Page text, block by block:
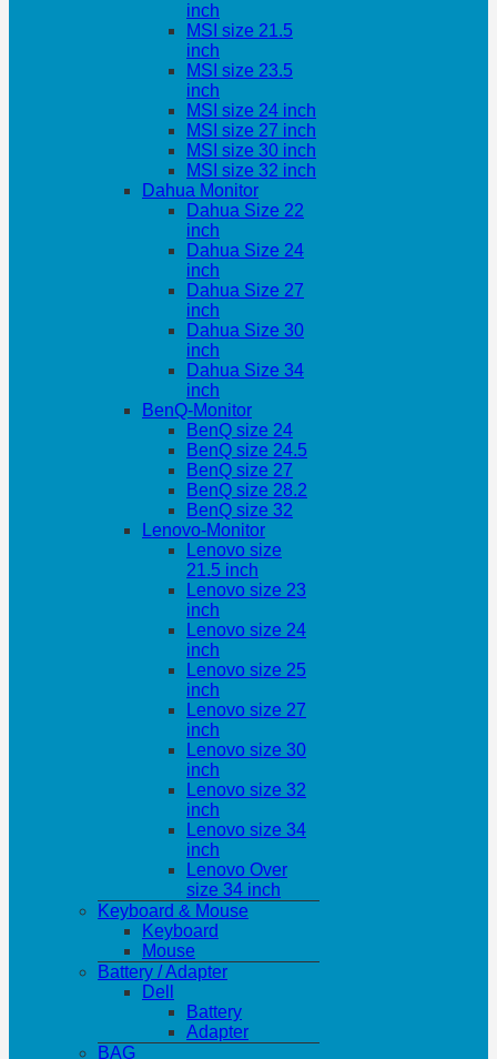
inch
MSI size 21.5
inch
MSI size 23.5
inch
MSI size 24 inch
MSI size 27 inch
MSI size 30 inch
MSI size 32 inch
Dahua Monitor
Dahua Size 22
inch
Dahua Size 24
inch
Dahua Size 27
inch
Dahua Size 30
inch
Dahua Size 34
inch
BenQ-Monitor
BenQ size 24
BenQ size 24.5
BenQ size 27
BenQ size 28.2
BenQ size 32
Lenovo-Monitor
Lenovo size
21.5 inch
Lenovo size 23
inch
Lenovo size 24
inch
Lenovo size 25
inch
Lenovo size 27
inch
Lenovo size 30
inch
Lenovo size 32
inch
Lenovo size 34
inch
Lenovo Over
size 34 inch
Keyboard & Mouse
Keyboard
Mouse
Battery / Adapter
Dell
Battery
Adapter
BAG